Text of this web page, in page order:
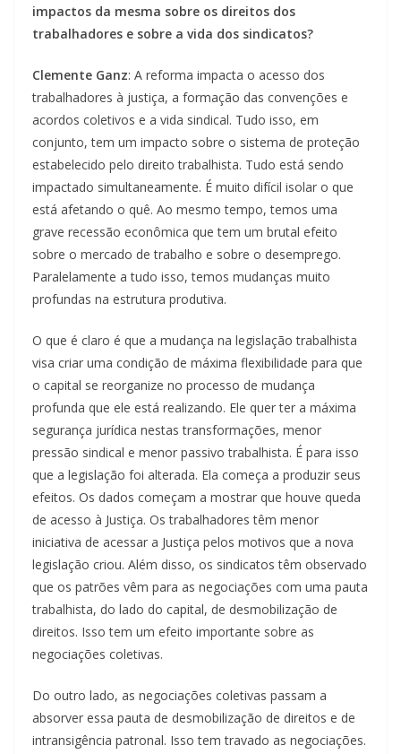
impactos da mesma sobre os direitos dos
trabalhadores e sobre a vida dos sindicatos?
Clemente Ganz: A reforma impacta o acesso dos
trabalhadores à justiça, a formação das convenções e
acordos coletivos e a vida sindical. Tudo isso, em
conjunto, tem um impacto sobre o sistema de proteção
estabelecido pelo direito trabalhista. Tudo está sendo
impactado simultaneamente. É muito difícil isolar o que
está afetando o quê. Ao mesmo tempo, temos uma
grave recessão econômica que tem um brutal efeito
sobre o mercado de trabalho e sobre o desemprego.
Paralelamente a tudo isso, temos mudanças muito
profundas na estrutura produtiva.
O que é claro é que a mudança na legislação trabalhista
visa criar uma condição de máxima flexibilidade para que
o capital se reorganize no processo de mudança
profunda que ele está realizando. Ele quer ter a máxima
segurança jurídica nestas transformações, menor
pressão sindical e menor passivo trabalhista. É para isso
que a legislação foi alterada. Ela começa a produzir seus
efeitos. Os dados começam a mostrar que houve queda
de acesso à Justiça. Os trabalhadores têm menor
iniciativa de acessar a Justiça pelos motivos que a nova
legislação criou. Além disso, os sindicatos têm observado
que os patrões vêm para as negociações com uma pauta
trabalhista, do lado do capital, de desmobilização de
direitos. Isso tem um efeito importante sobre as
negociações coletivas.
Do outro lado, as negociações coletivas passam a
absorver essa pauta de desmobilização de direitos e de
intransigência patronal. Isso tem travado as negociações.